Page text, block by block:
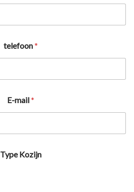
telefoon*
E-mail*
Type Kozijn